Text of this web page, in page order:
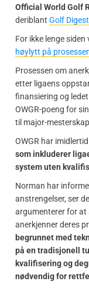
Official World Golf
deriblant Golf Digest
For ikke lenge siden
høylytt på
Prosessen om
etter ligaens
finansiering og
OWGR-poeng for
til major-
OWGR har
som inkluderer
system uten
Norman har
anstrengelser, ser
argumenterer for at
anerkjenner deres
begrunnet med
på en tradisjonell
kvalifisering og
nødvendig for